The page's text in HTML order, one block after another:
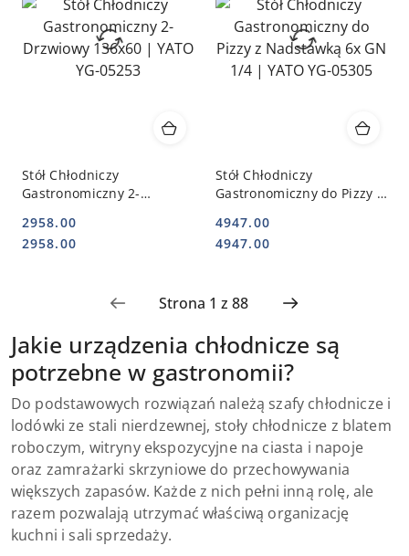
Stół Chłodniczy
Gastronomiczny 2-
YG-05253
Cena:
2958.00
Cena:
2958.00
Stół Chłodniczy
Gastronomiczny do Pizzy z
YATO YG-05305
Cena:
4947.00
Cena:
4947.00
Jakie urządzenia chłodnicze są
potrzebne w gastronomii?
Do podstawowych rozwiązań należą szafy chłodnicze i
lodówki ze stali nierdzewnej, stoły chłodnicze z blatem
roboczym, witryny ekspozycyjne na ciasta i napoje
oraz zamrażarki skrzyniowe do przechowywania
większych zapasów. Każde z nich pełni inną rolę, ale
razem pozwalają utrzymać właściwą organizację
kuchni i sali sprzedaży.